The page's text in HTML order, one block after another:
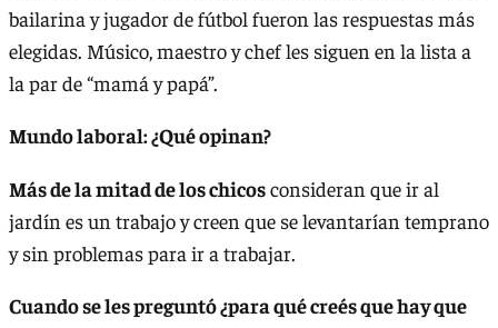
bailarina y jugador de fútbol fueron las respuestas más
elegidas. Músico, maestro y chef les siguen en la lista a
la par de “mamá y papá”.
Mundo laboral: ¿Qué opinan?
Más de la mitad de los chicosconsideran que ir al
jardín es un trabajo y creen que se levantarían temprano
y sin problemas para ir a trabajar.
Cuando se les preguntó ¿para qué creés que hay que